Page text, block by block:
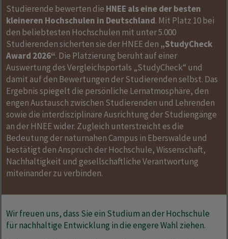
Studierende bewerten die HNEE als eine der besten
kleineren Hochschulen in Deutschland. Mit Platz 10 bei
den beliebtesten Hochschulen mit unter 5.000
Studierenden sicherten sie der HNEE den „StudyCheck
Award 2026“. Die Platzierung beruht auf einer
Auswertung des Vergleichsportals „StudyCheck“ und
damit auf den Bewertungen der Studierenden selbst. Das
Ergebnis spiegelt die persönliche Lernatmosphäre, den
engen Austausch zwischen Studierenden und Lehrenden
sowie die interdisziplinäre Ausrichtung der Studiengänge
an der HNEE wider. Zugleich unterstreicht es die
Bedeutung der naturnahen Campus in Eberswalde und
bestätigt den Anspruch der Hochschule, Wissenschaft,
Nachhaltigkeit und gesellschaftliche Verantwortung
miteinander zu verbinden.
Wir freuen uns, dass Sie ein Studium an der Hochschule
für nachhaltige Entwicklung in die engere Wahl ziehen.